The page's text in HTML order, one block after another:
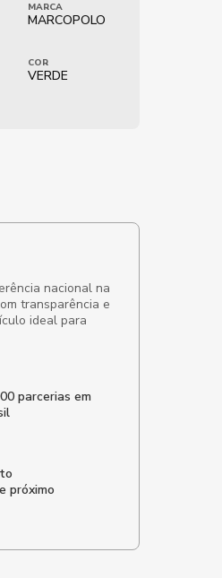
MARCA
MARCOPOLO
COR
VERDE
nacional na
transparência e
ideal para
parcerias em
próximo